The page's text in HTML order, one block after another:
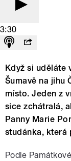
3:30
Když si uděláte
Šumavě na jihu
místo. Jeden z
sice zchátralá,
Panny Marie
studánka, která
Podle